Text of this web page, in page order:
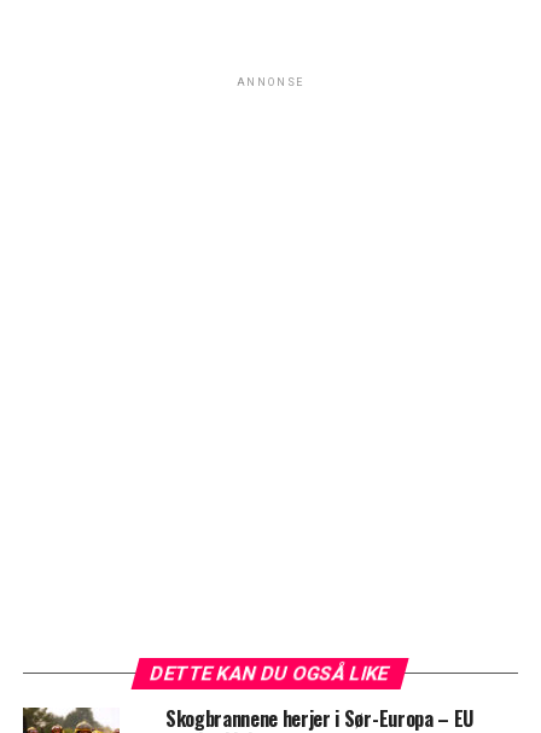
ANNONSE
DETTE KAN DU OGSÅ LIKE
Skogbrannene herjer i Sør-Europa – EU